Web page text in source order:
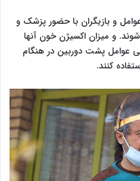
و بازیگران با حضور پزشک و
و میزان اکسیژن خون آنها
عوامل پشت دوربین در هنگام
کنند.